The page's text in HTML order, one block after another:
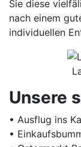
Sie diese
nach einem
individuellen
Unsere
• Ausflug ins
•